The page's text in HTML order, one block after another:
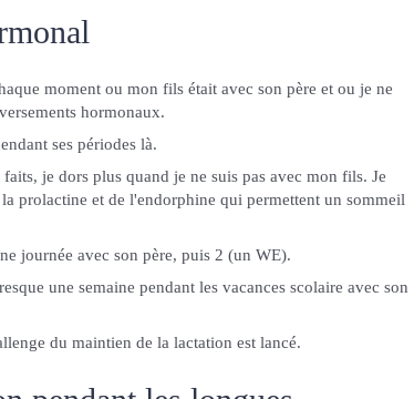
moment ou mon fils était avec son père et ou je ne
hormonaux.
ses périodes là.
je dors plus quand je ne suis pas avec mon fils. Je
prolactine et de l'endorphine qui permettent un sommeil
journée avec son père, puis 2 (un WE).
une semaine pendant les vacances scolaire avec son
du maintien de la lactation est lancé.